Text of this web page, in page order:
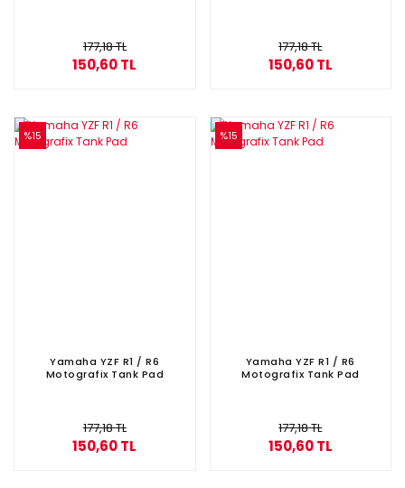
177,18 TL
150,60 TL
177,18 TL
150,60 TL
%15
Yamaha YZF R1 / R6
Motografix Tank Pad
177,18 TL
150,60 TL
%15
Yamaha YZF R1 / R6
Motografix Tank Pad
177,18 TL
150,60 TL